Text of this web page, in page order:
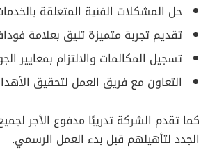
حل المشكلات الفنية المتعلقة
تقديم تجربة متميزة تليق بعلامة
تسجيل المكالمات والالتزام بمعايير
التعاون مع فريق العمل لتحقيق
كما تقدم الشركة تدريبًا مدفوع الأجر
الجدد لتأهيلهم قبل بدء العمل الرسمي.